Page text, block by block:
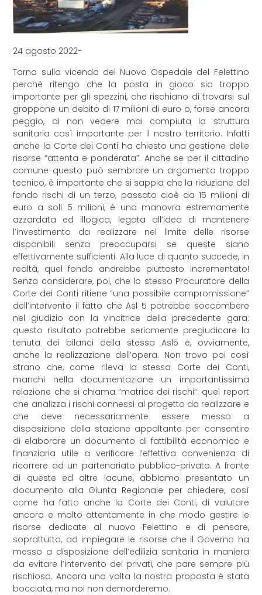
24 agosto 2022-
Torno sulla vicenda del Nuovo Ospedale del Felettino
perchè ritengo che la posta in gioco sia troppo
importante per gli spezzini, che rischiano di trovarsi sul
groppone un debito di 17 milioni di euro o, forse ancora
peggio, di non vedere mai compiuta la struttura
sanitaria così importante per il nostro territorio. Infatti
anche la Corte dei Conti ha chiesto una gestione delle
risorse “attenta e ponderata”. Anche se per il cittadino
comune questo può sembrare un argomento troppo
tecnico, è importante che si sappia che la riduzione del
fondo rischi di un terzo, passato cioè da 15 milioni di
euro a soli 5 milioni, è una manovra estremamente
azzardata ed illogica, legata all’idea di mantenere
l’investimento da realizzare nel limite delle risorse
disponibili senza preoccuparsi se queste siano
effettivamente sufficienti. Alla luce di quanto succede, in
realtà, quel fondo andrebbe piuttosto incrementato!
Senza considerare, poi, che lo stesso Procuratore della
Corte dei Conti ritiene “una possibile compromissione”
dell’intervento il fatto che Asl 5 potrebbe soccombere
nel giudizio con la vincitrice della precedente gara:
questo risultato potrebbe seriamente pregiudicare la
tenuta dei bilanci della stessa Asl5 e, ovviamente,
anche la realizzazione dell’opera. Non trovo poi così
strano che, come rileva la stessa Corte dei Conti,
manchi nella documentazione un importantissima
relazione che si chiama “matrice dei rischi”: quel report
che analizza i rischi connessi al progetto da realizzare e
che deve necessariamente essere messo a
disposizione della stazione appaltante per consentire
di elaborare un documento di fattibilità economico e
finanziaria utile a verificare l’effettiva convenienza di
ricorrere ad un partenariato pubblico-privato. A fronte
di queste ed altre lacune, abbiamo presentato un
documento alla Giunta Regionale per chiedere, così
come ha fatto anche la Corte dei Conti, di valutare
ancora e molto attentamente in che modo gestire le
risorse dedicate al nuovo Felettino e di pensare,
soprattutto, ad impiegare le risorse che il Governo ha
messo a disposizione dell’edilizia sanitaria in maniera
da evitare l’intervento dei privati, che pare sempre più
rischioso. Ancora una volta la nostra proposta è stata
bocciata, ma noi non demorderemo.